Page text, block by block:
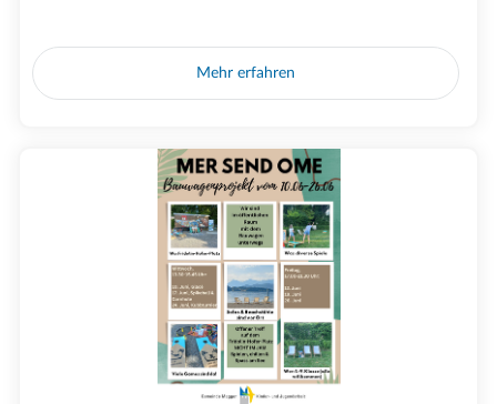
Mehr erfahren